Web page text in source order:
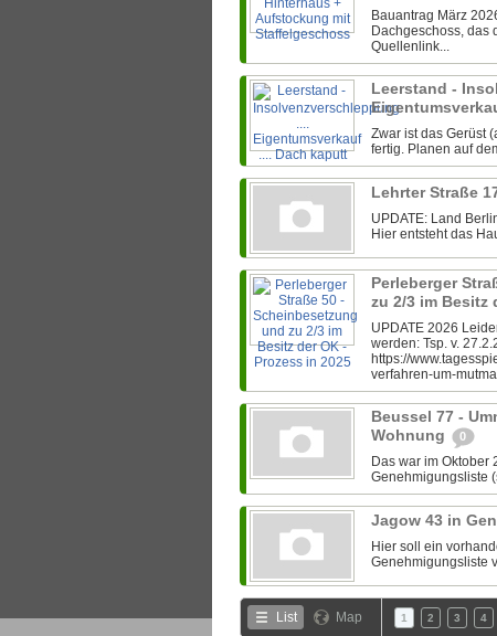
Bauantrag März
Dachgeschoss, das
Quellenlink...
Leerstand -
Zwar ist das Gerüst
fertig. Planen auf
Lehrter Straße
UPDATE: Land
Hier entsteht das
Perleberger
zu 2/3 im Besitz
UPDATE 2026
werden: Tsp. v.
https://
verfahren-um-
Beussel 77 -
Wohnung
0
Das war im
Genehmigungsliste
Jagow 43 in
Hier soll ein
Genehmigungsliste
List Map 1 2 3 4